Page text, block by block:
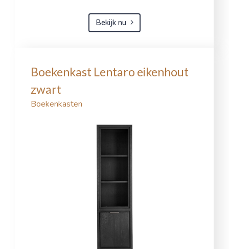
Bekijk nu
Boekenkast Lentaro eikenhout
zwart
Boekenkasten